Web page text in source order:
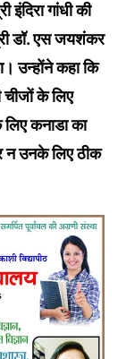
इंदिरा गांधी की
डॉ. एस जयशंकर
उन्होंने कहा कि
चीजों के लिए
कनाडा का
न उनके लिए ठीक